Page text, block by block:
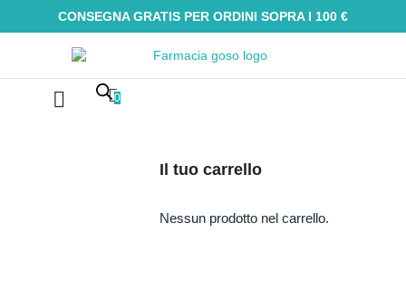
CONSEGNA GRATIS PER ORDINI SOPRA I 100 €
0
Il tuo carrello
Nessun prodotto nel carrello.